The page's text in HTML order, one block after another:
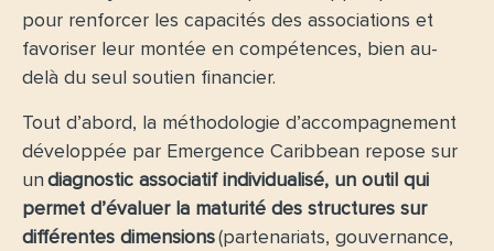
pour renforcer les capacités des associations et
favoriser leur montée en compétences, bien au-
delà du seul soutien financier.
Tout d’abord, la méthodologie d’accompagnement
développée par Emergence Caribbean repose sur
undiagnostic associatif individualisé, un outil qui
permet d’évaluer la maturité des structures sur
différentes dimensions(partenariats, gouvernance,